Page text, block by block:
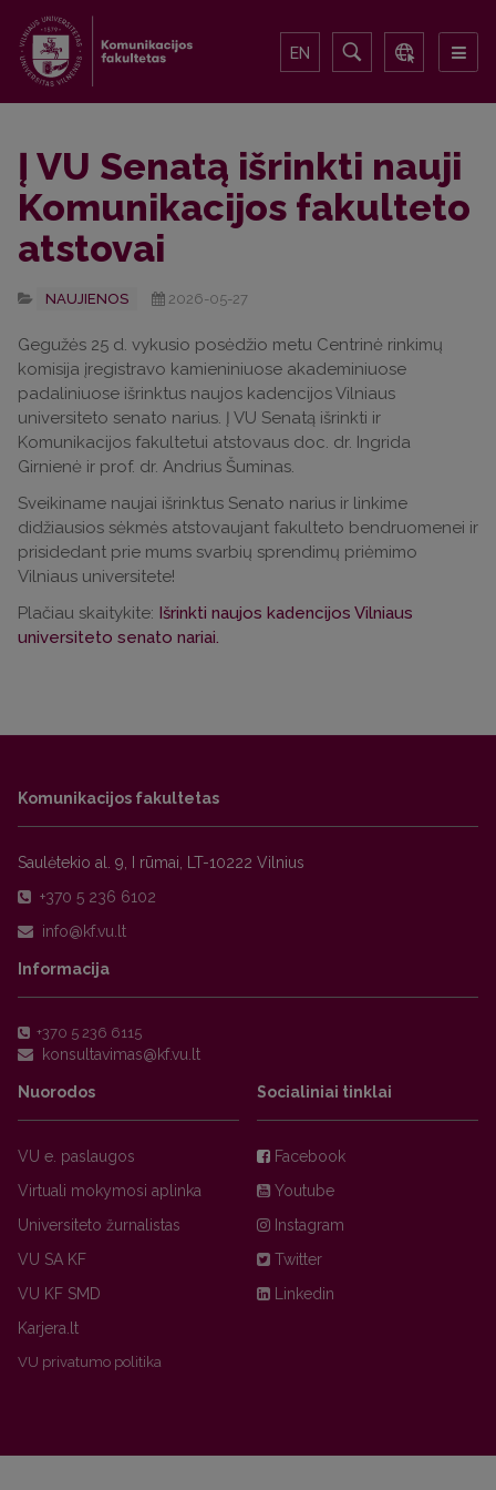
EN
Į VU Senatą išrinkti nauji
Komunikacijos fakulteto
atstovai
NAUJIENOS 2026-05-27
Gegužės 25 d. vykusio posėdžio metu Centrinė rinkimų
komisija įregistravo kamieniniuose akademiniuose
padaliniuose išrinktus naujos kadencijos Vilniaus
universiteto senato narius. Į VU Senatą išrinkti ir
Komunikacijos fakultetui atstovaus doc. dr. Ingrida
Girnienė ir prof. dr. Andrius Šuminas.
Sveikiname naujai išrinktus Senato narius ir linkime
didžiausios sėkmės atstovaujant fakulteto bendruomenei ir
prisidedant prie mums svarbių sprendimų priėmimo
Vilniaus universitete!
Plačiau skaitykite: Išrinkti naujos kadencijos Vilniaus
universiteto senato nariai.
Komunikacijos fakultetas
Saulėtekio al. 9, I rūmai, LT-10222 Vilnius
+370 5 236 6102
Informacija
+370 5 236 6115
Nuorodos
VU e. paslaugos
Virtuali mokymosi aplinka
Universiteto žurnalistas
VU SA KF
VU KF SMD
Karjera.lt
VU privatumo politika
Socialiniai tinklai
Facebook
Youtube
Instagram
Twitter
Linkedin